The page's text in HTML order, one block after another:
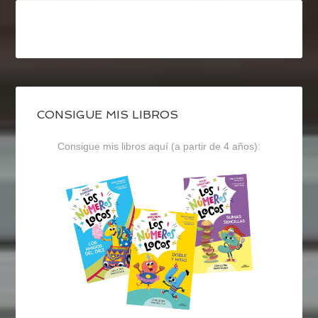
CONSIGUE MIS LIBROS
Consigue mis libros aquí (a partir de 4 años):